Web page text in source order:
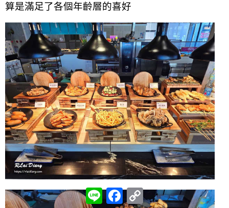
算是滿足了各個年齡層的喜好
L
i
F
C
o